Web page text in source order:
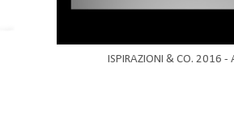
ISPIRAZIONI & CO. 2016 -